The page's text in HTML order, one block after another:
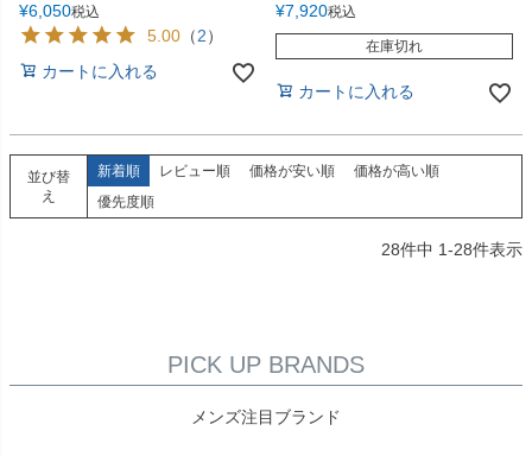
¥6,050税込
5.00 （2）
カートに入れる
¥7,920税込
在庫切れ
カートに入れる
並び替
え
新着順 レビュー順 価格が安い順
価格が高い順
優先度順
28件中 1-28件表示
PICK UP BRANDS
メンズ注目ブランド